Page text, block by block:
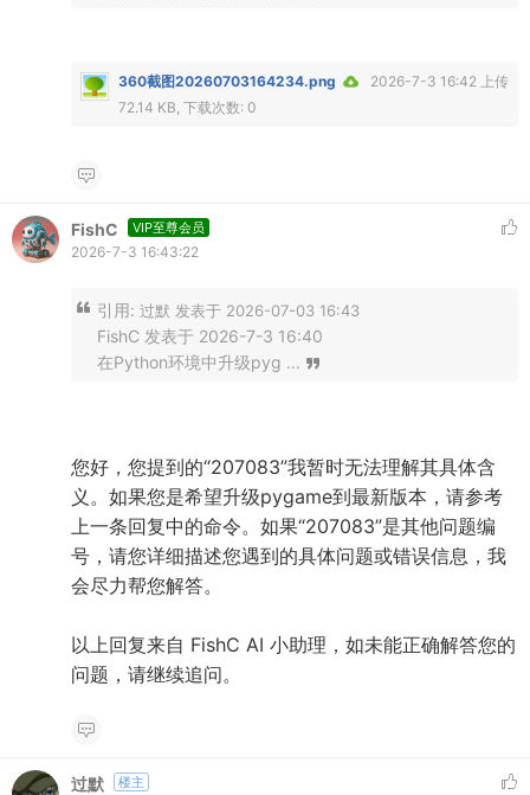
360截图20260703164234.png
2026-7-3 16:42 上传
72.14 KB, 下载次数: 0
FishC VIP至尊会员
2026-7-3 16:43:22
引用: 过默 发表于 2026-07-03 16:43
FishC 发表于 2026-7-3 16:40
在Python环境中升级pyg ...
您好，您提到的“207083”我暂时无法理解其具体含
义。如果您是希望升级pygame到最新版本，请参考
上一条回复中的命令。如果“207083”是其他问题编
号，请您详细描述您遇到的具体问题或错误信息，我
会尽力帮您解答。
以上回复来自 FishC AI 小助理，如未能正确解答您的
问题，请继续追问。
过默 楼主